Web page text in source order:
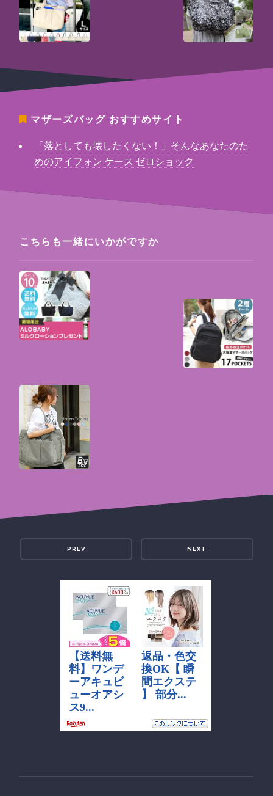
マザーズバッグ おすすめサイト
「落としても壊したくない！」そんなあなたのた
めのアイフォン ケース ゼロショック
こちらも一緒にいかがですか
PREV NEXT